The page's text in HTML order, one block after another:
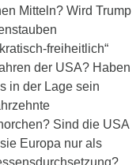
Mitteln? Wird Trump
freiheitlich“
der USA? Haben
in der Lage sein
Sind die USA
Europa nur als